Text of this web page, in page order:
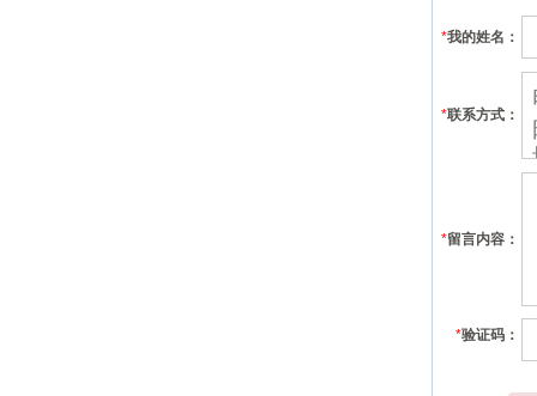
*我的姓名：
*联系方式：
*留言内容：
*验证码：